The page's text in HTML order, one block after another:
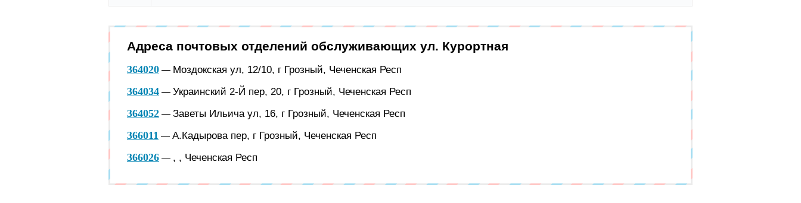
Адреса почтовых отделений обслуживающих ул. Курортная
364020 — Моздокская ул, 12/10, г Грозный, Чеченская Респ
364034 — Украинский 2-Й пер, 20, г Грозный, Чеченская Респ
364052 — Заветы Ильича ул, 16, г Грозный, Чеченская Респ
366011 — А.Кадырова пер, г Грозный, Чеченская Респ
366026 — , , Чеченская Респ